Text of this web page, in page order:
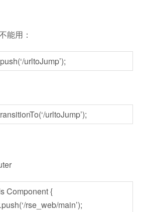
能用：
urltoJump’);
urltoJump’);
Component {
rse_web/main’);